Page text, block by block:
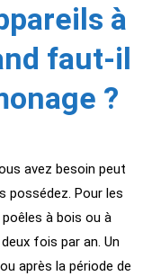
à
faut-il
?
avez besoin peut
possédez. Pour les
à bois ou à
fois par an. Un
après la période de